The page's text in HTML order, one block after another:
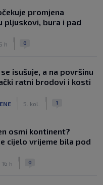
promjena
pljuskovi, bura i pad
h 0
isušuje, a na površinu
ratni brodovi i kosti
5. kol. 1
osmi kontinent?
cijelo vrijeme bila pod
h 0